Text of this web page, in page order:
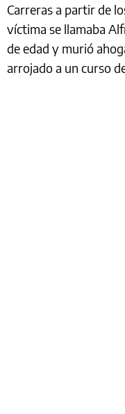
Carreras a partir de
víctima se llamaba
de edad y murió
arrojado a un curso